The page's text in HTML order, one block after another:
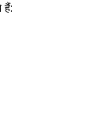
हैं: